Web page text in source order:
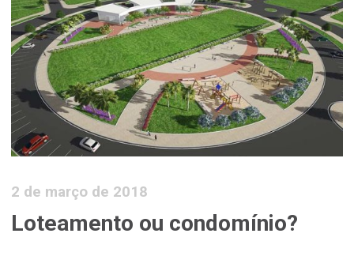
2 de março de 2018
Loteamento ou condomínio?